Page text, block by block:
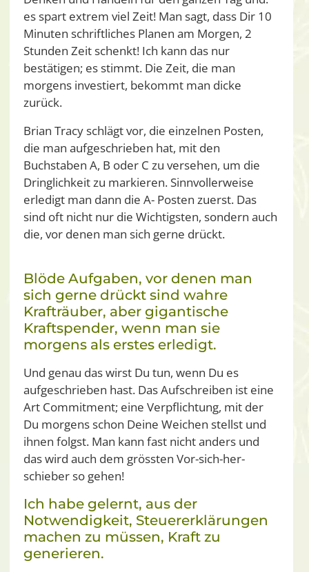
es spart extrem viel Zeit! Man sagt, dass Dir 10
Minuten schriftliches Planen am Morgen, 2
Stunden Zeit schenkt! Ich kann das nur
bestätigen; es stimmt. Die Zeit, die man
morgens investiert, bekommt man dicke
zurück.
Brian Tracy schlägt vor, die einzelnen Posten,
die man aufgeschrieben hat, mit den
Buchstaben A, B oder C zu versehen, um die
Dringlichkeit zu markieren. Sinnvollerweise
erledigt man dann die A- Posten zuerst. Das
sind oft nicht nur die Wichtigsten, sondern auch
die, vor denen man sich gerne drückt.
Blöde Aufgaben, vor denen man
sich gerne drückt sind wahre
Krafträuber, aber gigantische
Kraftspender, wenn man sie
morgens als erstes erledigt.
Und genau das wirst Du tun, wenn Du es
aufgeschrieben hast. Das Aufschreiben ist eine
Art Commitment; eine Verpflichtung, mit der
Du morgens schon Deine Weichen stellst und
ihnen folgst. Man kann fast nicht anders und
das wird auch dem grössten Vor-sich-her-
schieber so gehen!
Ich habe gelernt, aus der
Notwendigkeit, Steuererklärungen
machen zu müssen, Kraft zu
generieren.